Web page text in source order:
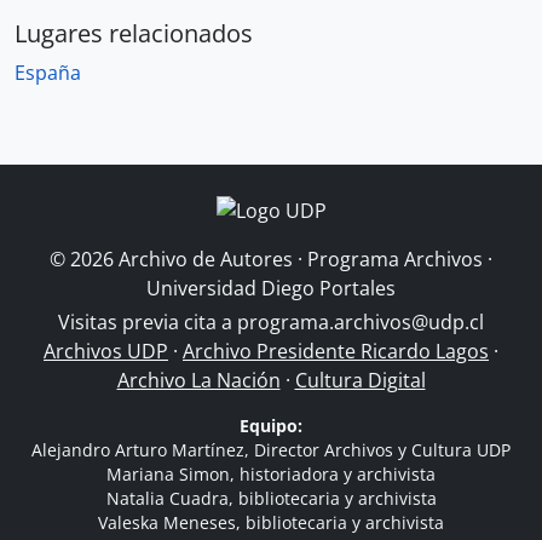
Lugares relacionados
España
© 2026 Archivo de Autores · Programa Archivos ·
Universidad Diego Portales
Visitas previa cita a programa.archivos@udp.cl
Archivos UDP · Archivo Presidente Ricardo Lagos ·
Archivo La Nación · Cultura Digital
Equipo:
Alejandro Arturo Martínez, Director Archivos y Cultura UDP
Mariana Simon, historiadora y archivista
Natalia Cuadra, bibliotecaria y archivista
Valeska Meneses, bibliotecaria y archivista